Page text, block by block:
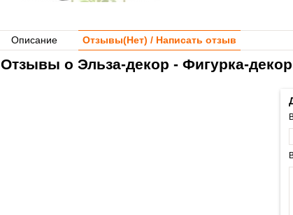
Описание Отзывы(Нет) / Написать отзыв
Отзывы о Эльза-декор - Фигурка-